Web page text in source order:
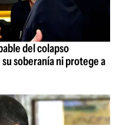
del colapso
soberanía ni protege a